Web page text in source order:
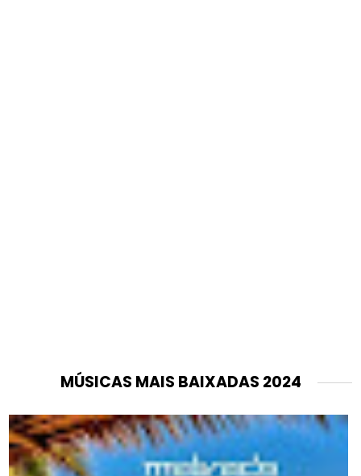
MÚSICAS MAIS BAIXADAS 2024